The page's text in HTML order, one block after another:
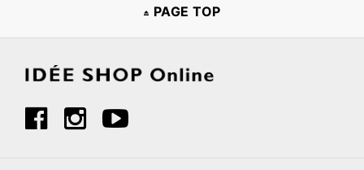
PAGE TOP